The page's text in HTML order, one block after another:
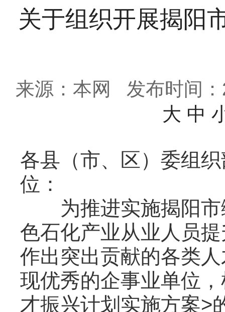
关于组织开展揭阳
来源：本网
发布时间
大 中
各县（市、区）委组
位：
为推进实施揭阳市
色石化产业从业人员
作出突出贡献的各类
现优秀的企事业单位
才振兴计划实施方案>